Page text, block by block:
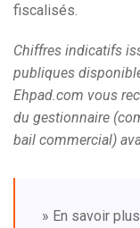
fiscalisés.
Chiffres indicatifs
publiques
Ehpad.com vous
du gestionnaire
bail commercial)
» En savoir